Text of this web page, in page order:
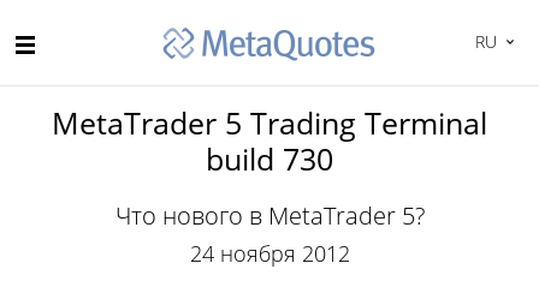
RU
MetaTrader 5 Trading Terminal
build 730
Что нового в MetaTrader 5?
24 ноября 2012